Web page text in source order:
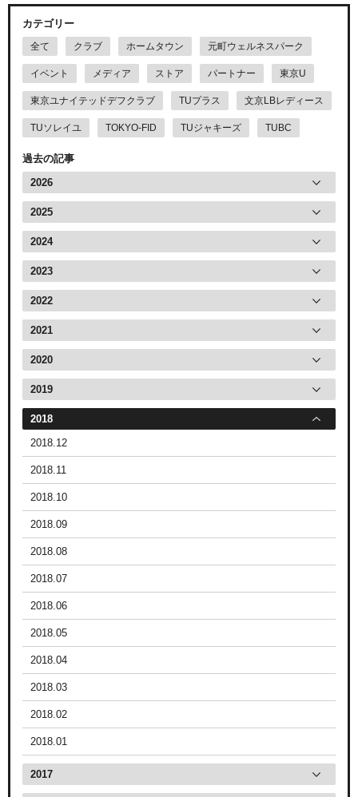
カテゴリー
全て クラブ ホームタウン 元町ウェルネスパーク
イベント メディア ストア パートナー 東京U
東京ユナイテッドデフクラブ TUプラス 文京LBレディース
TUソレイユ TOKYO-FID TUジャキーズ TUBC
過去の記事
2026
2025
2024
2023
2022
2021
2020
2019
2018
2018.12
2018.11
2018.10
2018.09
2018.08
2018.07
2018.06
2018.05
2018.04
2018.03
2018.02
2018.01
2017